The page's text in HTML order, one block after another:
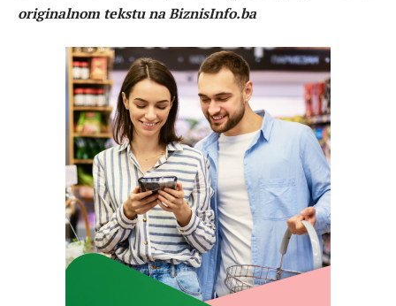
originalnom tekstu na BiznisInfo.ba